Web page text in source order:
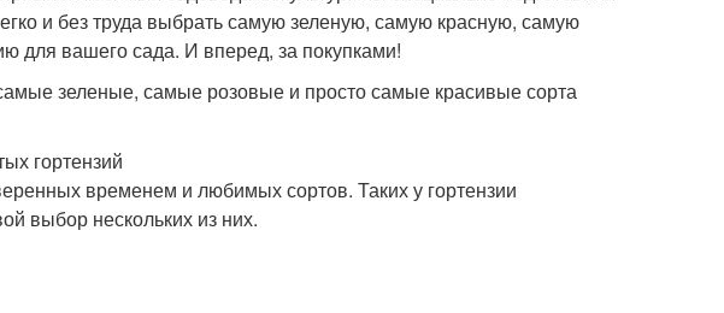
и без труда выбрать самую зеленую, самую красную, самую
для вашего сада. И вперед, за покупками!
зеленые, самые розовые и просто самые красивые сорта
гортензий
временем и любимых сортов. Таких у гортензии
выбор нескольких из них.